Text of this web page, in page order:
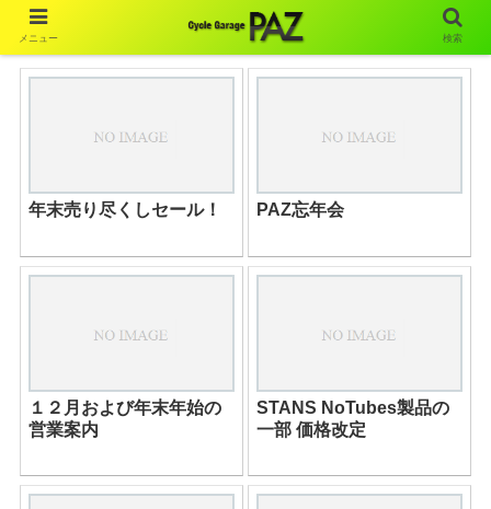
年末売り尽くしセール！ PAZ忘年会
１２月および年末年始の
営業案内
STANS NoTubes製品の
一部 価格改定
メニュー 検索